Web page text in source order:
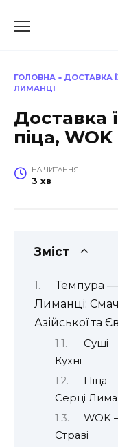
до
ГОЛОВНА » ДОСТАВКА
ЛИМАНЦІ
Доставка
піца,
НА ЧИТАННЯ
3 хв
Зміст
Темпура —
Лиманці:
Азійської та
Суші
Кухні
Піца
Серці
WOK
Страві